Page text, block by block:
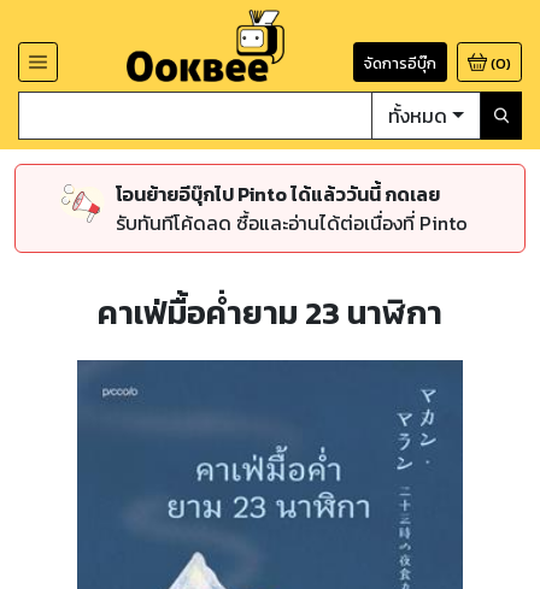
จัดการอีบุ๊ก (0)
ทั้งหมด
โอนย้ายอีบุ๊กไป Pinto ได้แล้ววันนี้ กดเลย
รับทันทีโค้ดลด ซื้อและอ่านได้ต่อเนื่องที่ Pinto
คาเฟ่มื้อค่ำยาม 23 นาฬิกา